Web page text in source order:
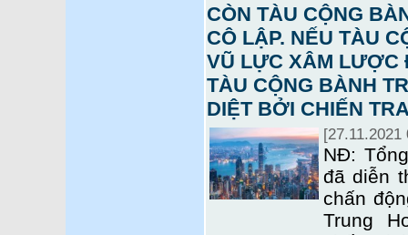
CÒN TÀU CỘNG
CÔ LẬP. NẾU TÀU
VŨ LỰC XÂM LƯỢC
TÀU CỘNG BÀNH
DIỆT BỞI CHIẾN
[27.11.2021
NĐ:
đã diễn
chấn
Trung